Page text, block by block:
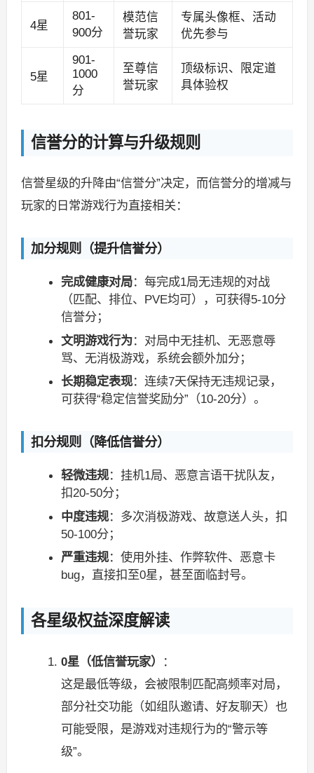
4星
801-
900分
模范信
誉玩家
专属头像框、活动
优先参与
5星
901-
1000
分
至尊信
誉玩家
顶级标识、限定道
具体验权
信誉分的计算与升级规则
信誉星级的升降由“信誉分”决定，而信誉分的增减与
玩家的日常游戏行为直接相关：
加分规则（提升信誉分）
完成健康对局：每完成1局无违规的对战
（匹配、排位、PVE均可），可获得5-10分
信誉分；
文明游戏行为：对局中无挂机、无恶意辱
骂、无消极游戏，系统会额外加分；
长期稳定表现：连续7天保持无违规记录，
可获得“稳定信誉奖励分”（10-20分）。
扣分规则（降低信誉分）
轻微违规：挂机1局、恶意言语干扰队友，
扣20-50分；
中度违规：多次消极游戏、故意送人头，扣
50-100分；
严重违规：使用外挂、作弊软件、恶意卡
bug，直接扣至0星，甚至面临封号。
各星级权益深度解读
0星（低信誉玩家）
：
这是最低等级，会被限制匹配高频率对局，
部分社交功能（如组队邀请、好友聊天）也
可能受限，是游戏对违规行为的“警示等
级”。